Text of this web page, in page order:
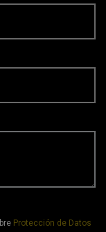
Protección de Datos